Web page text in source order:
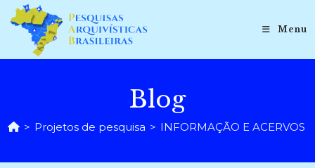
para
conteúdo
Menu
Blog
> Projetos de pesquisa > INFORMAÇÃO E